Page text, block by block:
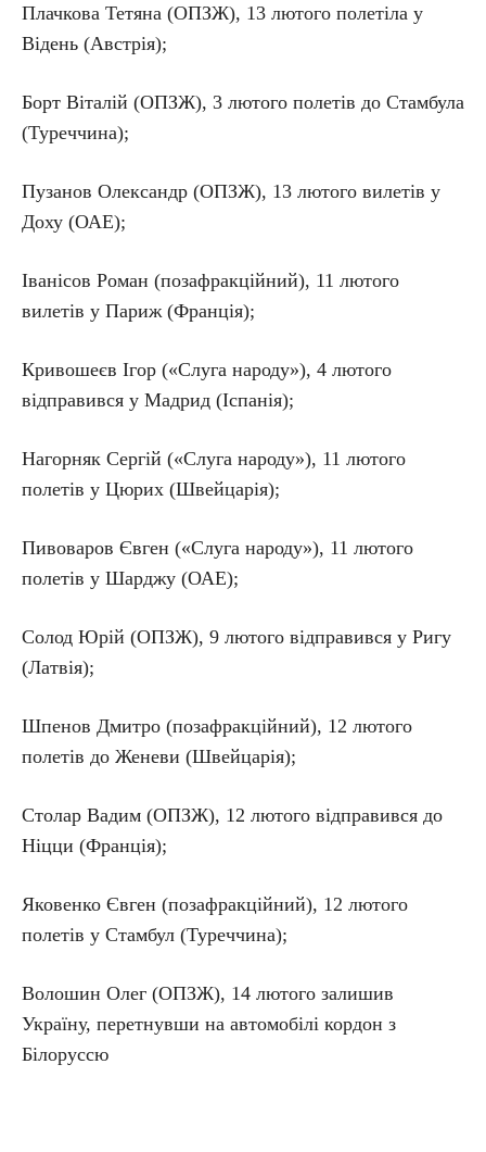
Плачкова Тетяна (ОПЗЖ), 13 лютого полетіла у
Відень (Австрія);
Борт Віталій (ОПЗЖ), 3 лютого полетів до Стамбула
(Туреччина);
Пузанов Олександр (ОПЗЖ), 13 лютого вилетів у
Доху (ОАЕ);
Іванісов Роман (позафракційний), 11 лютого
вилетів у Париж (Франція);
Кривошеєв Ігор («Слуга народу»), 4 лютого
відправився у Мадрид (Іспанія);
Нагорняк Сергій («Слуга народу»), 11 лютого
полетів у Цюрих (Швейцарія);
Пивоваров Євген («Слуга народу»), 11 лютого
полетів у Шарджу (ОАЕ);
Солод Юрій (ОПЗЖ), 9 лютого відправився у Ригу
(Латвія);
Шпенов Дмитро (позафракційний), 12 лютого
полетів до Женеви (Швейцарія);
Столар Вадим (ОПЗЖ), 12 лютого відправився до
Ніцци (Франція);
Яковенко Євген (позафракційний), 12 лютого
полетів у Стамбул (Туреччина);
Волошин Олег (ОПЗЖ), 14 лютого залишив
Україну, перетнувши на автомобілі кордон з
Білоруссю